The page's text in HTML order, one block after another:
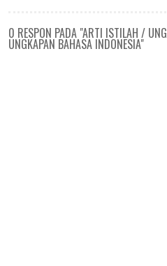
0 RESPON PADA "ARTI ISTILAH /
UNGKAPAN BAHASA INDONESIA"